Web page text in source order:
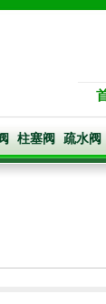
柱塞阀 疏水阀